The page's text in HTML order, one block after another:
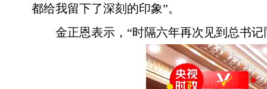
都给我留下了深刻的印象”。
金正恩表示，“时隔六年再次见到总书